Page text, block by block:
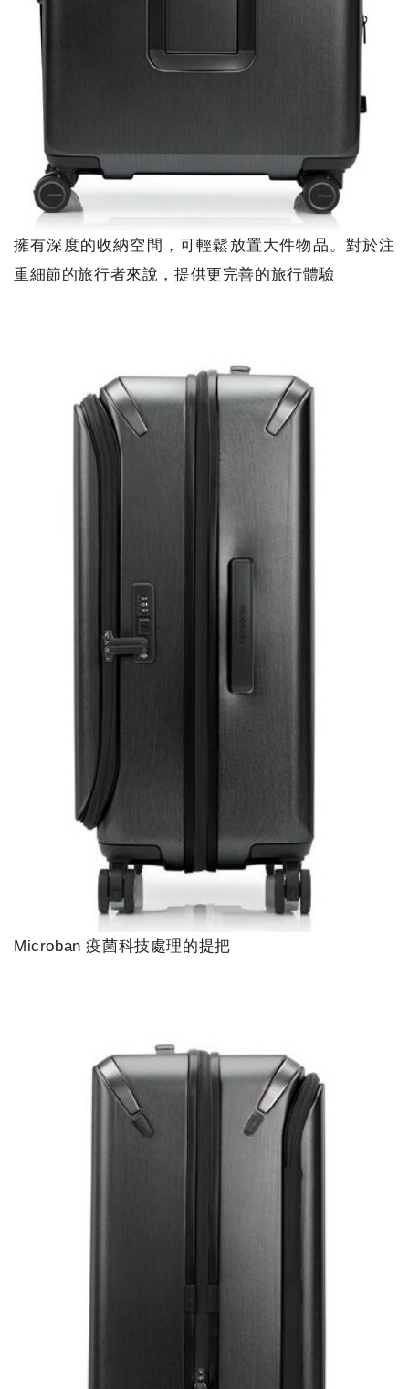
擁有深度的收納空間，可輕鬆放置大件物品。對於注
重細節的旅行者來說，提供更完善的旅行體驗
Microban 疫菌科技處理的提把